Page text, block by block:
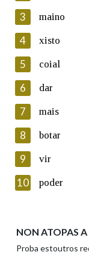
En cumprimento
Protección de
Galega informa a
electrónico, así
persoal, que
automatizado de
ficheiros
seu dereito de
seus datos
Lin e
Introduce o
Texto de
3 maino
4 xisto
5 coial
6 dar
7 mais
8 botar
9 vir
10 poder
NON ATOPAS
Proba estoutros